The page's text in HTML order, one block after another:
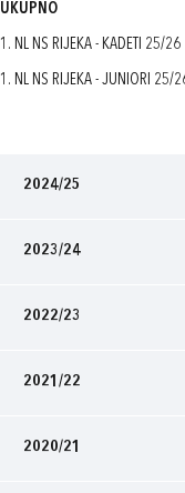
UKUPNO
1. NL NS RIJEKA - KADETI 25/26
1. NL NS RIJEKA - JUNIORI 25/
2024/25
2023/24
2022/23
2021/22
2020/21